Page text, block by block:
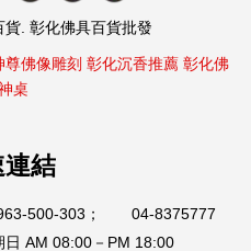
. 彰化佛具百貨批發
尊佛像雕刻 彰化沉香推薦 彰化佛
桌
結
500-303； 04-8375777
日 AM 08:00－PM 18:00